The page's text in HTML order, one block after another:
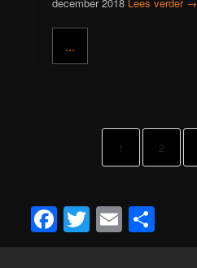
december 2018 Lees verder →
...
1 2
Facebook
Twitter
Email